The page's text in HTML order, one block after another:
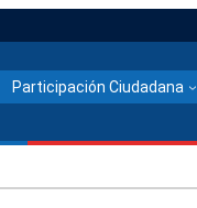
Participación Ciudadana